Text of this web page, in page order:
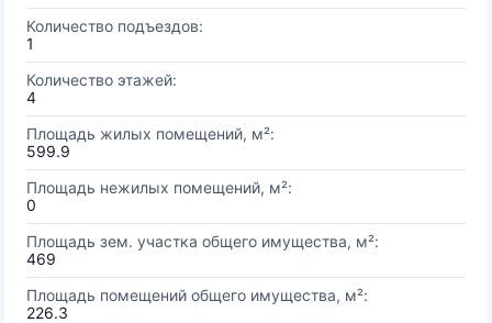
Количество подъездов:
1
Количество этажей:
4
Площадь жилых помещений, м²:
599.9
Площадь нежилых помещений, м²:
0
Площадь зем. участка общего имущества, м²:
469
Площадь помещений общего имущества, м²:
226.3